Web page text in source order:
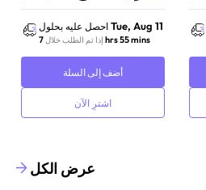
احصل عليه بحلول Tue, Aug 11
إذا تم الطلب خلال 7 hrs 55 mins
أضف إلى السلة
اشترِ الآن
عرض الكل